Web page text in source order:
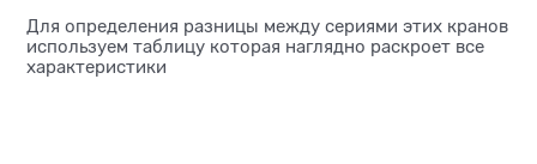
Для определения разницы между сериями этих кранов
используем таблицу которая наглядно раскроет все
характеристики